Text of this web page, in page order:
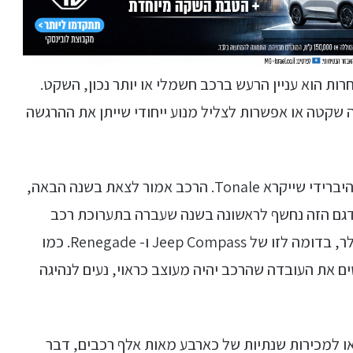
הוא עניין הרעש ברכב חשמלי או יותר נכון, השקט.
או אפשרות לצליל מנוע ייחודי שייתן את ההרגשה
חוץ מהרכב החדש, אלפא רומיאו תוציא רכב פנאי היברידי שייקרא Tonale. הרכב אמור לצאת בשנה הבאה,
הזה נחשף לראשונה בשנה שעברה בתערוכת רכב
בז'נבה והוא ייבנה על פלטפורמה של פיאט- קרייזלר, בדומה לזו של Jeep Compass ו- Renegade. כמו
את העובדה שהרכב יהיה מעוצב כראוי, נעים לנהיגה
למכירות שנתיות של כארבע מאות אלף רכבים, דבר